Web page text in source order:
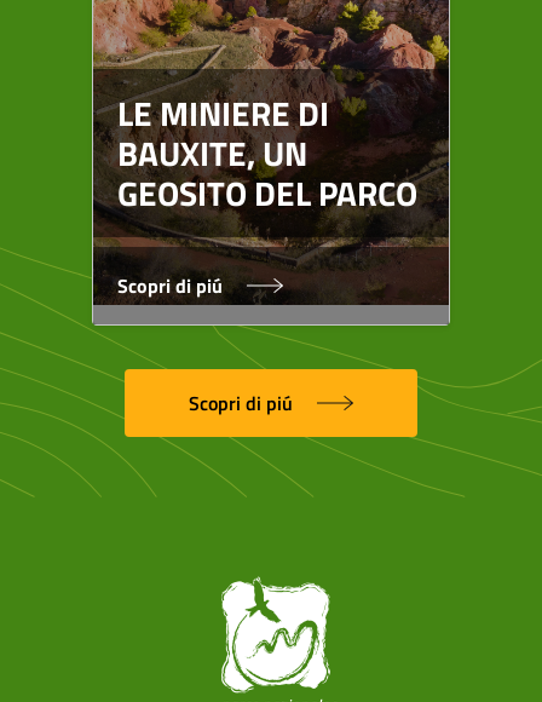
LE MINIERE DI
BAUXITE, UN
GEOSITO DEL PARCO
Scopri di piú
Scopri di piú